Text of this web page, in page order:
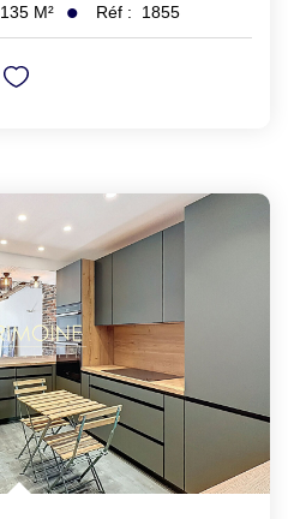
135 M² Réf : 1855